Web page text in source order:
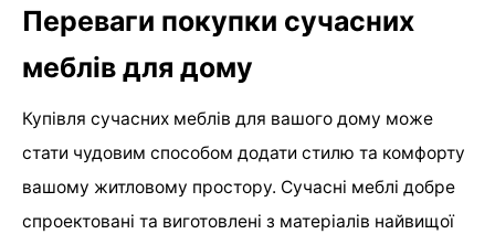
Переваги покупки сучасних
меблів для дому
Купівля сучасних меблів для вашого дому може
стати чудовим способом додати стилю та комфорту
вашому житловому простору. Сучасні меблі добре
спроектовані та виготовлені з матеріалів найвищої